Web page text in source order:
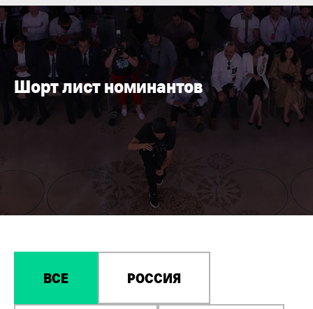
Шорт лист номинантов
ВСЕ РОССИЯ